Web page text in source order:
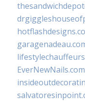
EverNewNails.com